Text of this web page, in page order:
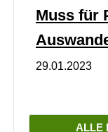
Muss für
29.01.2023
ALLE